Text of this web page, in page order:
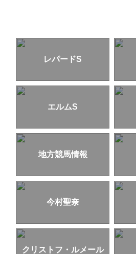
レパードS
エルムS
地方競馬情報
今村聖奈
クリストフ・ルメール